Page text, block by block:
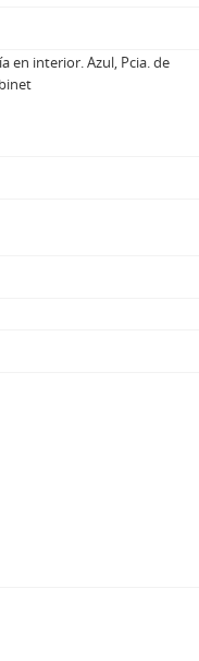
en interior. Azul, Pcia. de